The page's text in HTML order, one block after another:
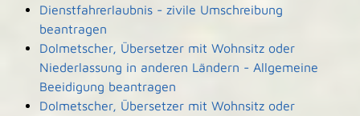
Dienstfahrerlaubnis - zivile Umschreibung
beantragen
Dolmetscher, Übersetzer mit Wohnsitz oder
Niederlassung in anderen Ländern - Allgemeine
Beeidigung beantragen
Dolmetscher, Übersetzer mit Wohnsitz oder